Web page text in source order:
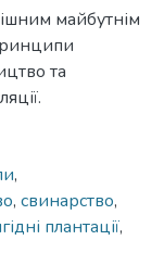
майбутнім
та
,
, свинарство,
плантації,